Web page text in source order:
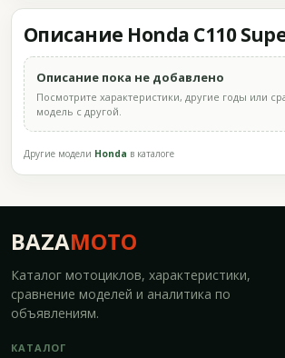
Описание Honda C110
Описание пока не добавлено
Посмотрите характеристики, другие годы или
модель с другой.
Другие модели Honda в каталоге
BAZAMOTO
Каталог мотоциклов, характеристики,
сравнение моделей и аналитика по
объявлениям.
КАТАЛОГ